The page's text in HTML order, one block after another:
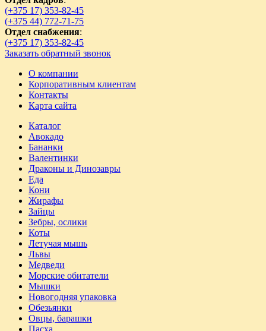
(+375 17) 353-82-45
(+375 44) 772-71-75
Отдел снабжения:
(+375 17) 353-82-45
Заказать обратный звонок
О компании
Корпоративным клиентам
Контакты
Карта сайта
Каталог
Авокадо
Бананки
Валентинки
Драконы и Динозавры
Еда
Кони
Жирафы
Зайцы
Зебры, ослики
Коты
Летучая мышь
Львы
Медведи
Морские обитатели
Мышки
Новогодняя упаковка
Обезьянки
Овцы, барашки
Пасха